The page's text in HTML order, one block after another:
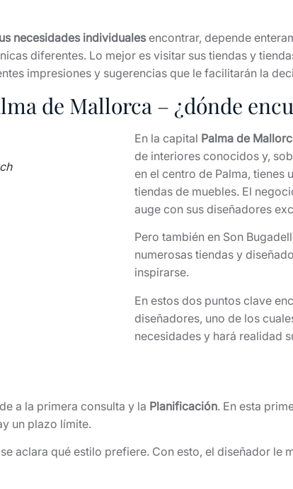
necesidades individualesencontrar, depende
diferentes. Lo mejor es visitar sus tiendas y
impresiones y sugerencias que le facilitarán la
de Mallorca – ¿dónde
En la capital Palma de
de interiores conocidos y,
en el centro de Palma, tienes
tiendas de muebles. El
auge con sus diseñadores
Pero también en Son
numerosas tiendas y
inspirarse.
En estos dos puntos clave
diseñadores, uno de los
necesidades y hará realidad
a la primera consulta y la Planificación. En esta
un plazo límite.
aclara qué estilo prefiere. Con esto, el diseñador le